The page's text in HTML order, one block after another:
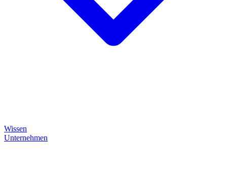
Wissen
Unternehmen